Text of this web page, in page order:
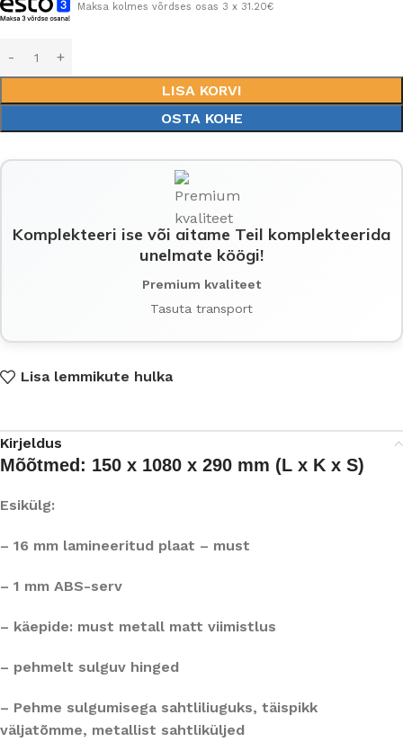
Maksa kolmes võrdses osas 3 x 31.20€
LISA KORVI
OSTA KOHE
Komplekteeri ise või aitame Teil komplekteerida
unelmate köögi!
Premium kvaliteet
Tasuta transport
Lisa lemmikute hulka
Kirjeldus
Mõõtmed: 150 x 1080 x 290 mm (L x K x S)
Esikülg:
– 16 mm lamineeritud plaat – must
– 1 mm ABS-serv
– käepide: must metall matt viimistlus
– pehmelt sulguv hinged
– Pehme sulgumisega sahtliliuguks, täispikk
väljatõmme, metallist sahtliküljed